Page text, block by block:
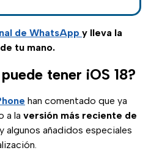
iPhone.
de WhatsApp y lleva la
tu mano.
tener iOS 18?
han comentado que ya
a la versión más reciente de
y algunos añadidos especiales